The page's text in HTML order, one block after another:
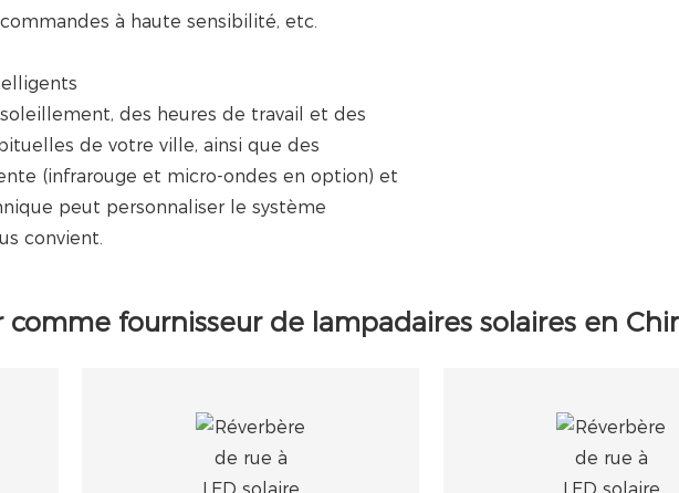
à haute sensibilité, etc.
des heures de travail et des
de votre ville, ainsi que des
(infrarouge et micro-ondes en option) et
peut personnaliser le système
convient.
fournisseur de lampadaires solaires en